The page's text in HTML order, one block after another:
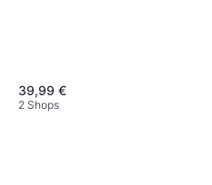
39,99 €
2 Shops